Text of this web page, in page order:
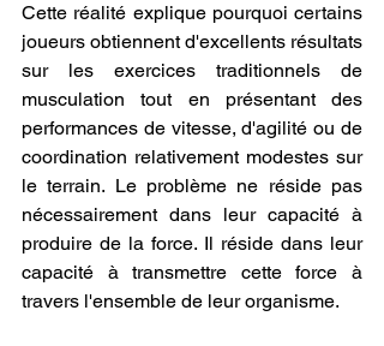
Cette réalité explique pourquoi certains
joueurs obtiennent d'excellents résultats
sur les exercices traditionnels de
musculation tout en présentant des
performances de vitesse, d'agilité ou de
coordination relativement modestes sur
le terrain. Le problème ne réside pas
nécessairement dans leur capacité à
produire de la force. Il réside dans leur
capacité à transmettre cette force à
travers l'ensemble de leur organisme.